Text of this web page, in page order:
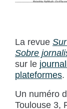
La revue
Sobre
sur le
plateformes.
Un numéro
Toulouse 3,